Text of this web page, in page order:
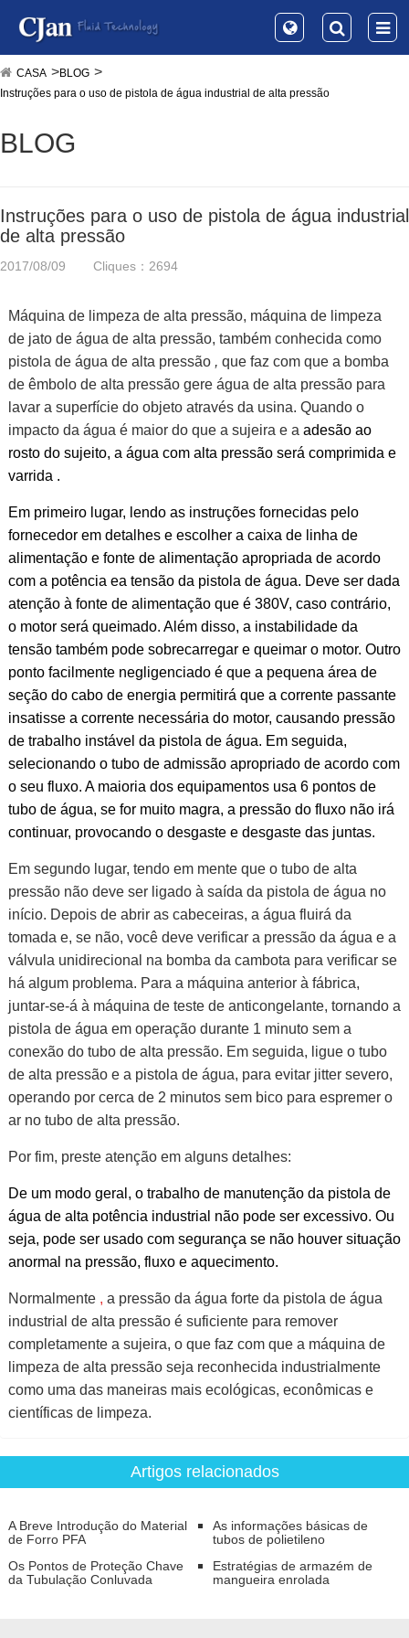
CASA
BLOG
Instruções para o uso de pistola de água industrial de alta pressão
BLOG
Instruções para o uso de pistola de água industrial
de alta pressão
2017/08/09 Cliques：2694
Máquina de limpeza de alta pressão, máquina de limpeza
de jato de água de alta pressão, também conhecida como
pistola de água de alta pressão , que faz com que a bomba
de êmbolo de alta pressão gere água de alta pressão para
lavar a superfície do objeto através da usina. Quando o
impacto da água é maior do que a sujeira e a adesão ao
rosto do sujeito, a água com alta pressão será comprimida e
varrida .
Em primeiro lugar, lendo as instruções fornecidas pelo
fornecedor em detalhes e escolher a caixa de linha de
alimentação e fonte de alimentação apropriada de acordo
com a potência ea tensão da pistola de água. Deve ser dada
atenção à fonte de alimentação que é 380V, caso contrário,
o motor será queimado. Além disso, a instabilidade da
tensão também pode sobrecarregar e queimar o motor. Outro
ponto facilmente negligenciado é que a pequena área de
seção do cabo de energia permitirá que a corrente passante
insatisse a corrente necessária do motor, causando pressão
de trabalho instável da pistola de água. Em seguida,
selecionando o tubo de admissão apropriado de acordo com
o seu fluxo. A maioria dos equipamentos usa 6 pontos de
tubo de água, se for muito magra, a pressão do fluxo não irá
continuar, provocando o desgaste e desgaste das juntas.
Em segundo lugar, tendo em mente que o tubo de alta
pressão não deve ser ligado à saída da pistola de água no
início. Depois de abrir as cabeceiras, a água fluirá da
tomada e, se não, você deve verificar a pressão da água e a
válvula unidirecional na bomba da cambota para verificar se
há algum problema. Para a máquina anterior à fábrica,
juntar-se-á à máquina de teste de anticongelante, tornando a
pistola de água em operação durante 1 minuto sem a
conexão do tubo de alta pressão. Em seguida, ligue o tubo
de alta pressão e a pistola de água, para evitar jitter severo,
operando por cerca de 2 minutos sem bico para espremer o
ar no tubo de alta pressão.
Por fim, preste atenção em alguns detalhes:
De um modo geral, o trabalho de manutenção da pistola de
água de alta potência industrial não pode ser excessivo. Ou
seja, pode ser usado com segurança se não houver situação
anormal na pressão, fluxo e aquecimento.
Normalmente , a pressão da água forte da pistola de água
industrial de alta pressão é suficiente para remover
completamente a sujeira, o que faz com que a máquina de
limpeza de alta pressão seja reconhecida industrialmente
como uma das maneiras mais ecológicas, econômicas e
científicas de limpeza.
Artigos relacionados
A Breve Introdução do Material
de Forro PFA
As informações básicas de
tubos de polietileno
Os Pontos de Proteção Chave
da Tubulação Conluvada
Estratégias de armazém de
mangueira enrolada